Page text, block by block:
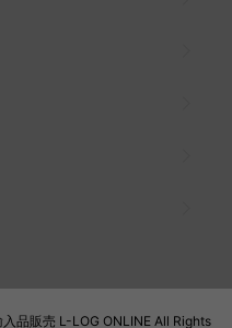
品販売 L-LOG ONLINE All Rights